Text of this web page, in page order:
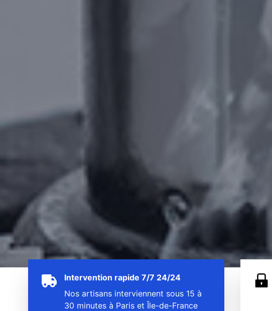
Intervention rapide 7/7 24/24
Nos artisans interviennent sous 15 à
30 minutes à Paris et Île-de-France